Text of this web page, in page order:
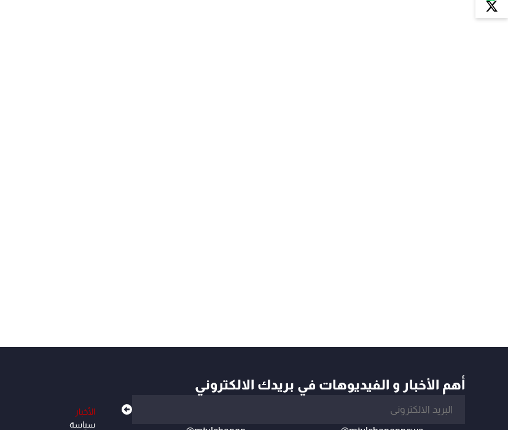
أهم الأخبار و الفيديوهات في بريدك الالكتروني
الأخبار
سياسة